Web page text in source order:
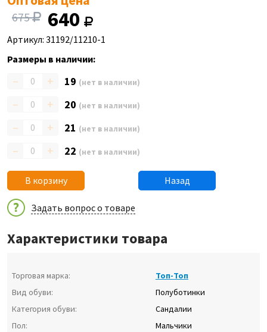
675 640
Артикул: 31192/11210-1
Размеры в наличии:
– + 19 (нет в наличии)
– + 20 (нет в наличии)
– + 21 (нет в наличии)
– + 22 (нет в наличии)
В корзину Назад
Задать вопрос о товаре
Характеристики товара
Торговая марка:
Топ-Топ
Вид обуви:
Полуботинки
Категория обуви:
Сандалии
Пол:
Мальчики